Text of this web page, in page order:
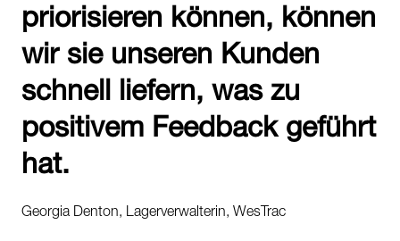
priorisieren können, können
wir sie unseren Kunden
schnell liefern, was zu
positivem Feedback geführt
hat.
Georgia Denton, Lagerverwalterin, WesTrac